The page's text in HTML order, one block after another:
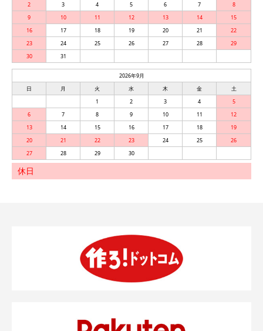
2
3 4 5 6 7
8
9
10 11 12 13 14
15
16
17 18 19 20 21
22
23
24 25 26 27 28
29
30
31
2026年9月
日
月 火 水 木 金
土
1
2 3 4
5
6
7 8 9 10 11
12
13
14 15 16 17 18
19
20
21 22 23 24 25
26
27
28 29 30
休日